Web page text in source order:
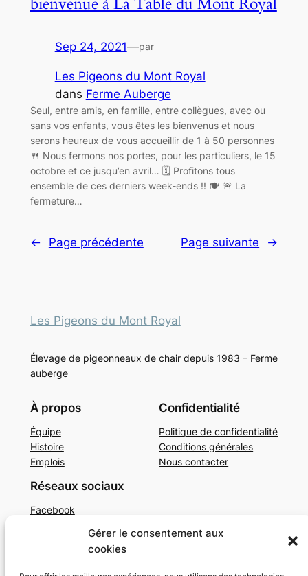
Gérer le consentement aux
cookies
Sep 24, 2021—par
Les Pigeons du Mont Royal
dans Ferme Auberge
Seul, entre amis, en famille, entre collègues, avec ou
sans vos enfants, vous êtes les bienvenus et nous
serons heureux de vous accueillir de 1 à 50 personnes
🍴 Nous fermons nos portes, pour les particuliers, le 15
octobre et ce jusqu’en avril… 🗓 Profitons tous
ensemble de ces derniers week-ends !! 🍽 🚨 La
fermeture…
← Page précédente Page suivante →
Les Pigeons du Mont Royal
Élevage de pigeonneaux de chair depuis 1983 – Ferme
auberge
À propos
Équipe
Histoire
Emplois
Confidentialité
Politique de confidentialité
Conditions générales
Nous contacter
Réseaux sociaux
Facebook